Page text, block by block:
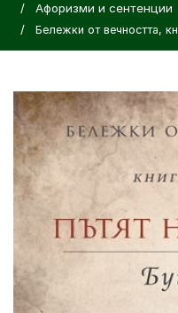
Афоризми и сентенции
Бележки от вечността,